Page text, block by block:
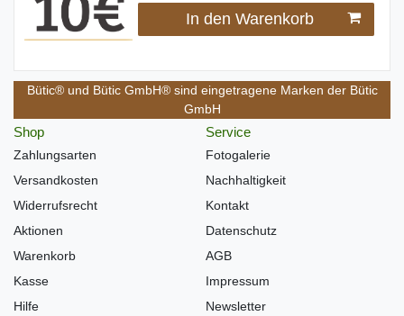
In den Warenkorb
Bütic® und Bütic GmbH® sind eingetragene Marken der Bütic
GmbH
Shop
Zahlungsarten
Versandkosten
Widerrufsrecht
Aktionen
Warenkorb
Kasse
Hilfe
Service
Fotogalerie
Nachhaltigkeit
Kontakt
Datenschutz
AGB
Impressum
Newsletter